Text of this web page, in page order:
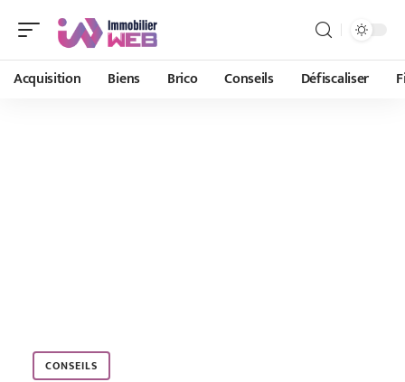
Acquisition Biens Brico Conseils Défiscaliser
CONSEILS